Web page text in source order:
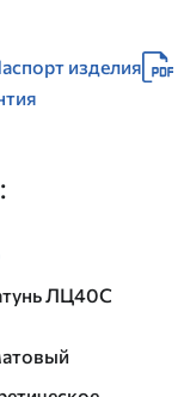
изделия
ЛЦ40C